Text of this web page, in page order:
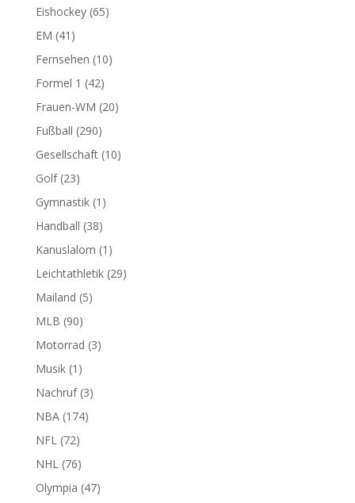
Eishockey(65)
EM (41)
Fernsehen (10)
Formel 1 (42)
Frauen-WM (20)
Fußball (290)
Gesellschaft(10)
Golf(23)
Gymnastik(1)
Handball (38)
Kanuslalom (1)
Leichtathletik(29)
Mailand (5)
MLB (90)
Motorrad (3)
Musik(1)
Nachruf(3)
NBA(174)
NFL(72)
NHL(76)
Olympia (47)